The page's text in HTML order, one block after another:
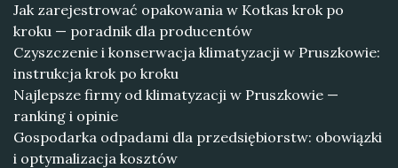
Jak zarejestrować opakowania w Kotkas krok po
kroku — poradnik dla producentów
Czyszczenie i konserwacja klimatyzacji w Pruszkowie:
instrukcja krok po kroku
Najlepsze firmy od klimatyzacji w Pruszkowie —
ranking i opinie
Gospodarka odpadami dla przedsiębiorstw: obowiązki
i optymalizacja kosztów